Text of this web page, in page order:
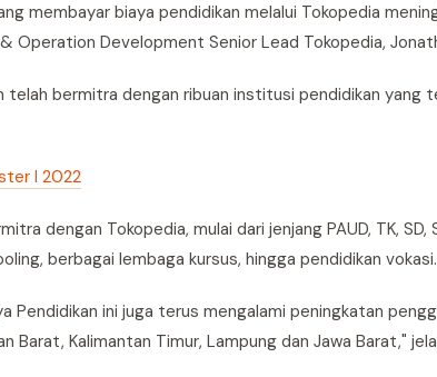
membayar biaya pendidikan melalui Tokopedia
Operation Development Senior Lead Tokopedia,
telah bermitra dengan ribuan institusi pendidikan yang
I 2022
dengan Tokopedia, mulai dari jenjang PAUD, TK, SD,
berbagai lembaga kursus, hingga pendidikan vokasi.
Pendidikan ini juga terus mengalami peningkatan
Barat, Kalimantan Timur, Lampung dan Jawa Barat,"